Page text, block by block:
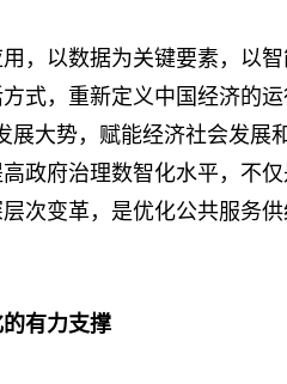
以数据为关键要素，以智
式，重新定义中国经济的
大势，赋能经济社会发展
政府治理数智化水平，不
次变革，是优化公共服务
有力支撑